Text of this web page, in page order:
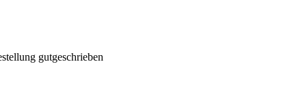
gutgeschrieben